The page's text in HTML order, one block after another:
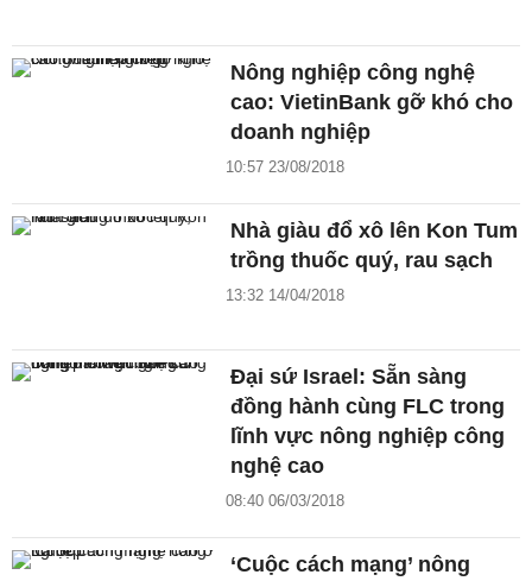
Nông nghiệp công nghệ
cao: VietinBank gỡ khó cho
doanh nghiệp
10:57 23/08/2018
Nhà giàu đổ xô lên Kon Tum
trồng thuốc quý, rau sạch
13:32 14/04/2018
Đại sứ Israel: Sẵn sàng
đồng hành cùng FLC trong
lĩnh vực nông nghiệp công
nghệ cao
08:40 06/03/2018
‘Cuộc cách mạng’ nông